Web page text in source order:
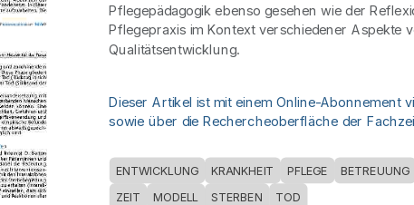
Pflegepädagogik ebenso gesehen wie der
Pflegepraxis im Kontext verschiedener Aspekte
Qualitätsentwicklung.
Dieser Artikel ist mit einem Online-Abonnement
sowie über die Rechercheoberfläche der
ENTWICKLUNG KRANKHEIT PFLEGE BETREUUNG
ZEIT MODELL STERBEN TOD